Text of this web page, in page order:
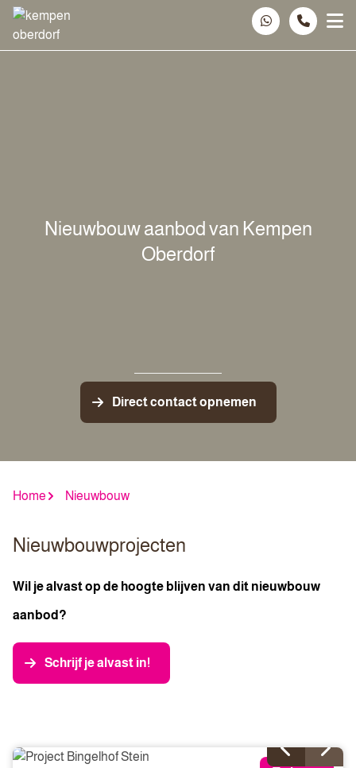
Spring naar inhoud
Nieuwbouw aanbod van Kempen
Oberdorf
Direct contact opnemen
Home Nieuwbouw
Nieuwbouwprojecten
Wil je alvast op de hoogte blijven van dit nieuwbouw
aanbod?
Schrijf je alvast in!